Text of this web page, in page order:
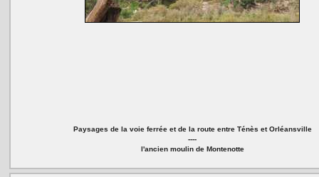
Paysages de la voie ferrée et de la route entre Ténès et Orléansville
----
l'ancien moulin de Montenotte